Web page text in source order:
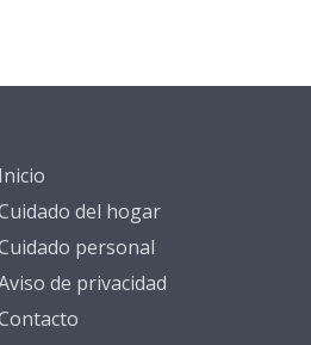
Inicio
del hogar
personal
de privacidad